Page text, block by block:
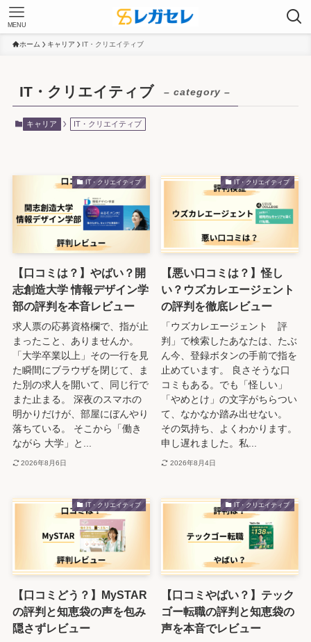
MENU
ホーム キャリア IT・クリエイティブ
IT・クリエイティブ – category –
キャリア IT・クリエイティブ
IT・クリエイティブ
【口コミは？】やばい？開
志創造大学 情報デザイン学
部の評判を本音レビュー
求人票の応募資格欄で、指が止
まったこと、ありませんか。
「大学卒業以上」その一行を見
た瞬間にブラウザを閉じて、ま
た別の求人を開いて、同じ行で
また止まる。 深夜のスマホの
明かりだけが、部屋にぼんやり
落ちている。 そこから「働き
ながら 大学」と...
2026年8月6日
IT・クリエイティブ
【悪い口コミは？】怪し
い？ウズカレエージェント
の評判を徹底レビュー
「ウズカレエージェント 評
判」で検索したあなたは、たぶ
ん今、登録ボタンの手前で指を
止めています。 良さそうな口
コミもある。でも「怪しい」
「やめとけ」の文字がちらつい
て、なかなか踏み出せない。
その気持ち、よくわかります。
申し遅れました。私...
2026年8月4日
IT・クリエイティブ
【口コミどう？】MySTAR
の評判と知恵袋の声を包み
隠さずレビュー
IT・クリエイティブ
【口コミやばい？】テック
ゴー転職の評判と知恵袋の
声を本音でレビュー